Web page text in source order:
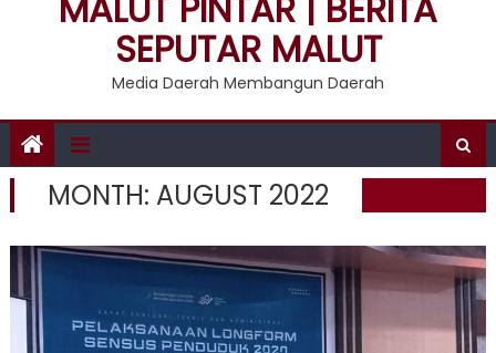
SEPUTAR MALUT
Media Daerah Membangun Daerah
MONTH: AUGUST 2022